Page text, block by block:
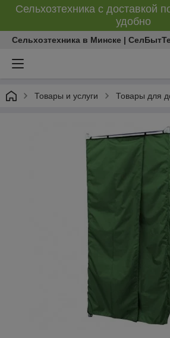
Сельхозтехника с доставкой
удобно
Сельхозтехника в Минске |
Товары и услуги Товары для